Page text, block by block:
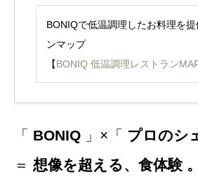
BONIQで低温調理したお料理を
ンマップ
【BONIQ 低温調理レストラン
「 BONIQ 」×「 プロのシ
＝ 想像を超える、食体験 。